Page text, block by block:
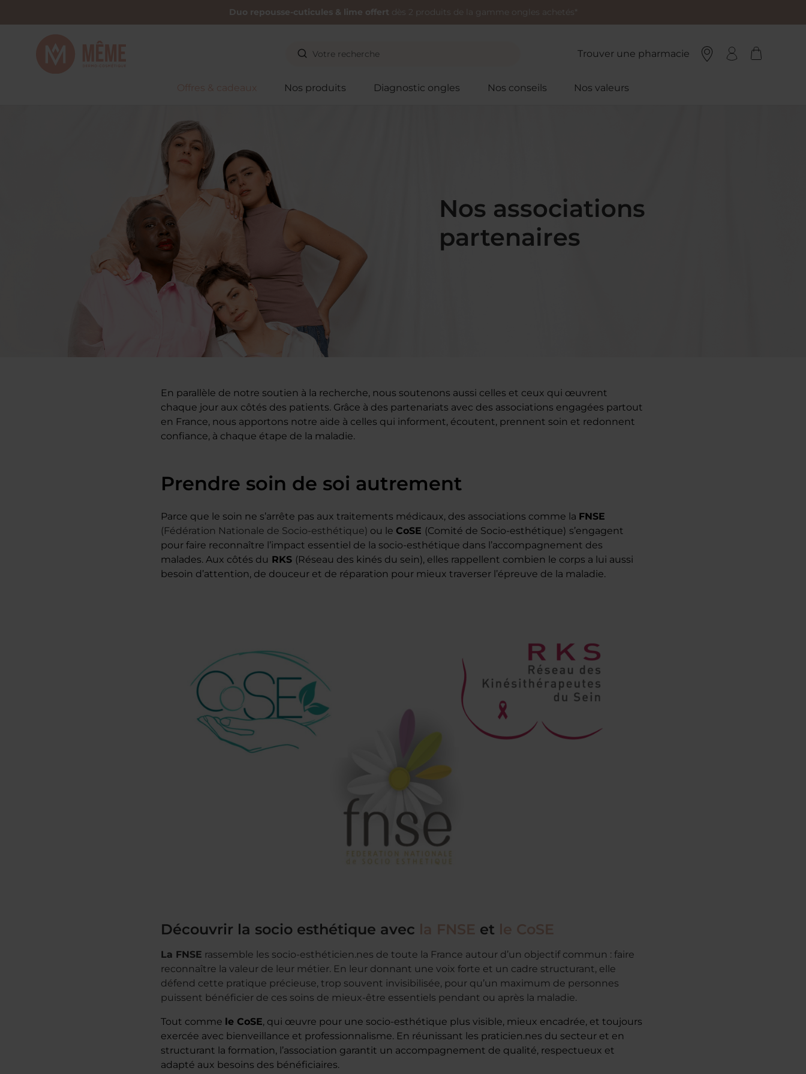
Duo repousse-cuticules & lime offert dès 2 produits de la gamme ongles achetés*
Trouver une pharmacie
Offres & cadeaux Nos produits Diagnostic ongles Nos conseils Nos valeurs
Nos associations
partenaires
En parallèle de notre soutien à la recherche, nous soutenons aussi celles et ceux qui œuvrent
chaque jour aux côtés des patients. Grâce à des partenariats avec des associations engagées partout
en France, nous apportons notre aide à celles qui informent, écoutent, prennent soin et redonnent
confiance, à chaque étape de la maladie.
Prendre soin de soi autrement
Parce que le soin ne s’arrête pas aux traitements médicaux, des associations comme la FNSE
(Fédération Nationale de Socio-esthétique) ou le CoSE (Comité de Socio-esthétique) s’engagent
pour faire reconnaître l’impact essentiel de la socio-esthétique dans l’accompagnement des
malades. Aux côtés du RKS (Réseau des kinés du sein), elles rappellent combien le corps a lui aussi
besoin d’attention, de douceur et de réparation pour mieux traverser l’épreuve de la maladie.
Découvrir la socio esthétique avec la FNSE et le CoSE
La FNSE rassemble les socio-esthéticien.nes de toute la France autour d’un objectif commun : faire
reconnaître la valeur de leur métier. En leur donnant une voix forte et un cadre structurant, elle
défend cette pratique précieuse, trop souvent invisibilisée, pour qu’un maximum de personnes
puissent bénéficier de ces soins de mieux-être essentiels pendant ou après la maladie.
Tout comme le CoSE, qui œuvre pour une socio‑esthétique plus visible, mieux encadrée, et toujours
exercée avec bienveillance et professionnalisme. En réunissant les praticien.nes du secteur et en
structurant la formation, l’association garantit un accompagnement de qualité, respectueux et
adapté aux besoins des bénéficiaires.